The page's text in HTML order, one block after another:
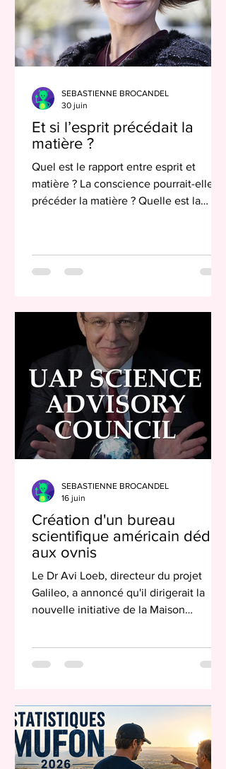
large part re
Et si l’esprit précédait la
matière ?
Quel est le rapport entre esprit et
matière ? La conscience pourrait-elle
précéder la matière ? Quelle est la
constitue une question philosophique
On pourrait classer ces théories en
quatre grands courants : la vision
dualiste oppose le monde physique au
monde des idées (Platon, Descarte
SEBASTIENNE BROCANDEL
30 juin
Création d'un bureau
scientifique américain dédié
aux ovnis
Le Dr Avi Loeb, directeur du projet
Galileo, a annoncé qu'il dirigerait la
nouvelle initiative de la Maison
anormaux inexpliqués » Le 13 juin, le Dr
d’astronomie de Harvard — a annoncé
la création de ce nouveau conseil
scientifique sur son blog Medium. Les
trois publications de dossiers sur les
SEBASTIENNE BROCANDEL
16 juin